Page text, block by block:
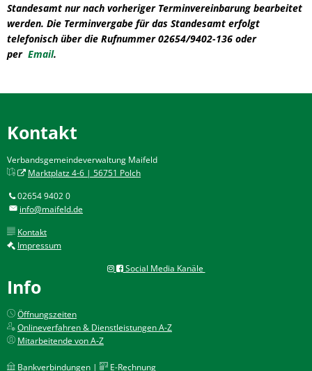
Standesamt nur nach vorheriger Terminvereinbarung bearbeitet
werden. Die Terminvergabe für das Standesamt erfolgt
telefonisch über die Rufnummer 02654/9402-136 oder
per Email.
Kontakt
Verbandsgemeindeverwaltung Maifeld
Marktplatz 4-6 | 56751 Polch
02654 9402 0
info@maifeld.de
Kontakt
Impressum
Social Media Kanäle
Info
Öffnungszeiten
Onlineverfahren & Dienstleistungen A-Z
Mitarbeitende von A-Z
Bankverbindungen | E-Rechnung